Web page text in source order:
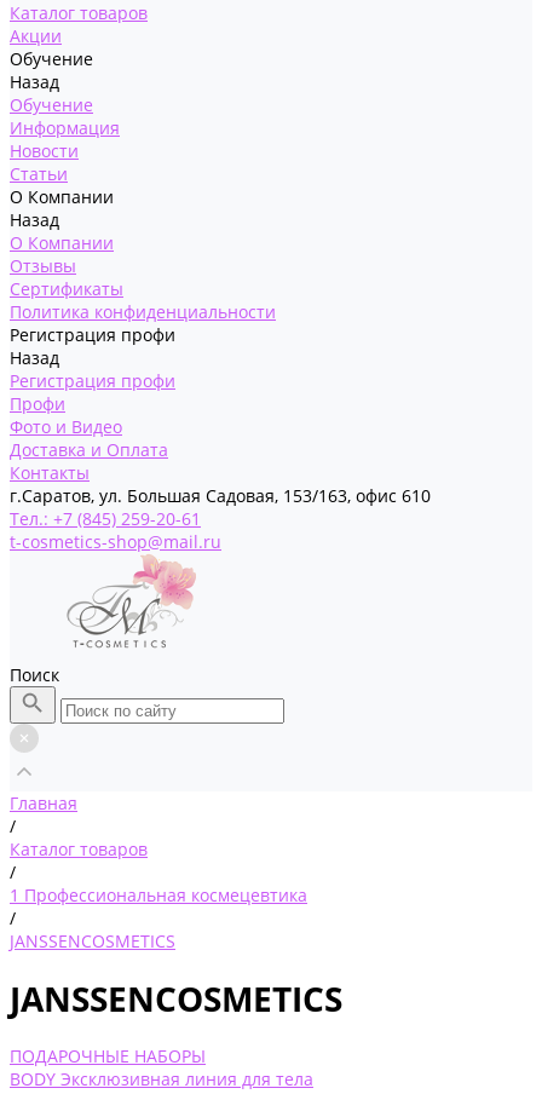
Каталог товаров
Акции
Обучение
Назад
Обучение
Информация
Новости
Статьи
О Компании
Назад
О Компании
Отзывы
Сертификаты
Политика конфиденциальности
Регистрация профи
Назад
Регистрация профи
Профи
Фото и Видео
Доставка и Оплата
Контакты
г.Саратов, ул. Большая Садовая, 153/163, офис 610
Тел.: +7 (845) 259-20-61
t-cosmetics-shop@mail.ru
Поиск
Главная
/
Каталог товаров
/
1 Профессиональная космецевтика
/
JANSSENCOSMETICS
JANSSENCOSMETICS
ПОДАРОЧНЫЕ НАБОРЫ
BODY Эксклюзивная линия для тела